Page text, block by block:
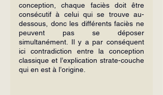
conception, chaque faciès doit être
consécutif à celui qui se trouve au-
dessous, donc les différents faciès ne
peuvent pas se déposer
simultanément. Il y a par conséquent
ici contradiction entre la conception
classique et l’explication strate-couche
qui en est à l’origine.